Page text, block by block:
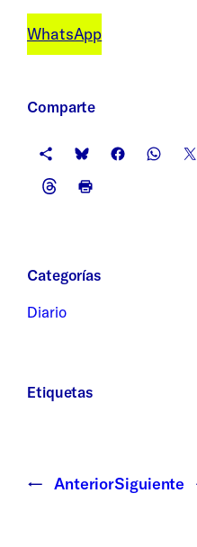
WhatsApp
Comparte
Categorías
Diario
Etiquetas
← AnteriorSiguiente